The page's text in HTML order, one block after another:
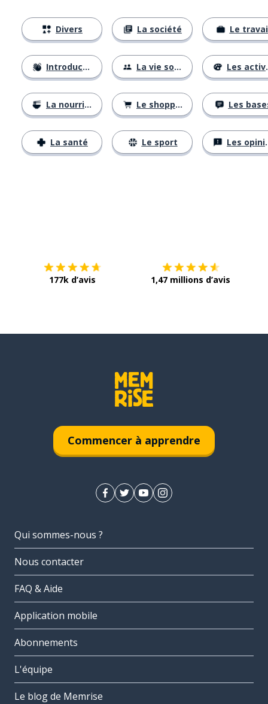
Divers
Introductions
La nourriture
La santé
La société
La vie sociale
Le shopping
Le sport
Le
Les activités
Les
Les opinions
177k d’avis 1,47 millions d’avis
Commencer à apprendre
Qui sommes-nous ?
Nous contacter
FAQ & Aide
Application mobile
Abonnements
L'équipe
Le blog de Memrise